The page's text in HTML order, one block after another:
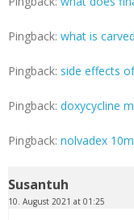
Pingback: what is
Pingback: side effects
Pingback: doxycycline
Pingback: nolvadex
Susantuh
10. August 2021 at 01:25